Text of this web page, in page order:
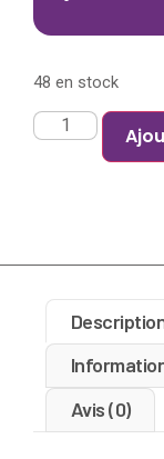
48 en stock
Avis (0)